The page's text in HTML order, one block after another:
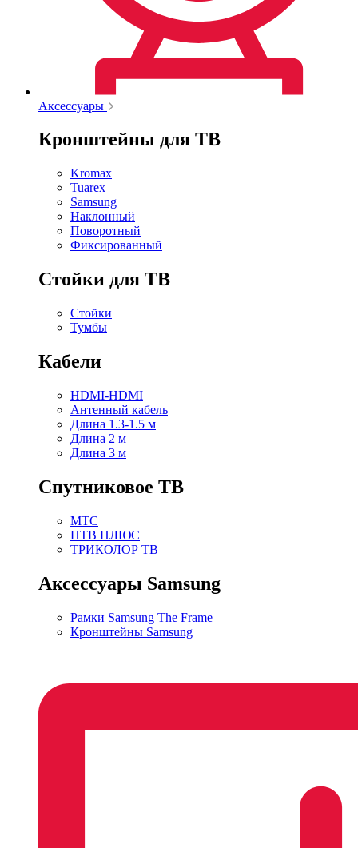
Аксессуары
Кронштейны для ТВ
Kromax
Tuarex
Samsung
Наклонный
Поворотный
Фиксированный
Стойки для ТВ
Стойки
Тумбы
Кабели
HDMI-HDMI
Антенный кабель
Длина 1.3-1.5 м
Длина 2 м
Длина 3 м
Спутниковое ТВ
МТС
НТВ ПЛЮС
ТРИКОЛОР ТВ
Аксессуары Samsung
Рамки Samsung The Frame
Кронштейны Samsung